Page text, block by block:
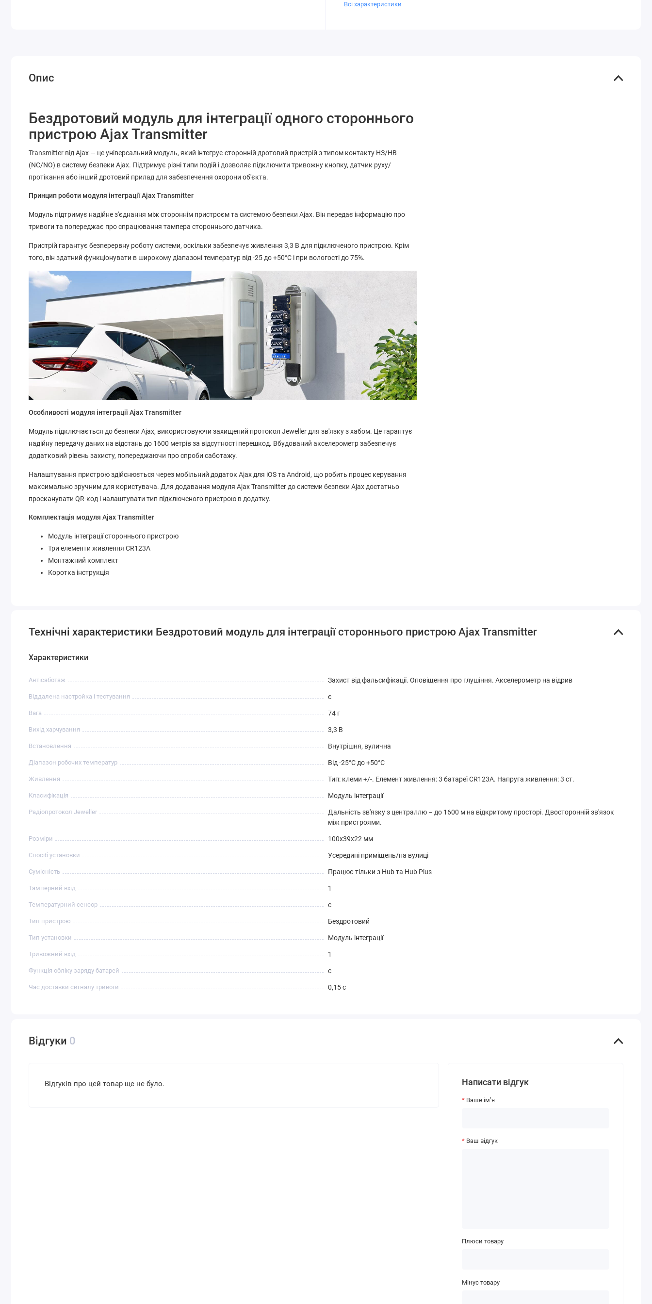
Всі характеристики
Опис
Бездротовий модуль для інтеграції одного стороннього
пристрою Ajax Transmitter
Transmitter від Ajax — це універсальний модуль, який інтегрує сторонній дротовий пристрій з типом контакту НЗ/НВ
(NC/NO) в систему безпеки Ajax. Підтримує різні типи подій і дозволяє підключити тривожну кнопку, датчик руху/
протікання або інший дротовий прилад для забезпечення охорони об'єкта.
Принцип роботи модуля інтеграції Ajax Transmitter
Модуль підтримує надійне з'єднання між стороннім пристроєм та системою безпеки Ajax. Він передає інформацію про
тривоги та попереджає про спрацювання тампера стороннього датчика.
Пристрій гарантує безперервну роботу системи, оскільки забезпечує живлення 3,3 В для підключеного пристрою. Крім
того, він здатний функціонувати в широкому діапазоні температур від -25 до +50°С і при вологості до 75%.
Особливості модуля інтеграції Ajax Transmitter
Модуль підключається до безпеки Ajax, використовуючи захищений протокол Jeweller для зв'язку з хабом. Це гарантує
надійну передачу даних на відстань до 1600 метрів за відсутності перешкод. Вбудований акселерометр забезпечує
додатковий рівень захисту, попереджаючи про спроби саботажу.
Налаштування пристрою здійснюється через мобільний додаток Ajax для iOS та Android, що робить процес керування
максимально зручним для користувача. Для додавання модуля Ajax Transmitter до системи безпеки Ajax достатньо
просканувати QR-код і налаштувати тип підключеного пристрою в додатку.
Комплектація модуля Ajax Transmitter
Модуль інтеграції стороннього пристрою
Три елементи живлення CR123A
Монтажний комплект
Коротка інструкція
Технічні характеристики Бездротовий модуль для інтеграції стороннього пристрою Ajax Transmitter
Характеристики
Антісаботаж Захист від фальсифікації. Оповіщення про глушіння. Акселерометр на відрив
Віддалена настройка і тестування є
Вага 74 г
Вихід харчування 3,3 В
Встановлення Внутрішня, вулична
Діапазон робочих температур Від -25°С до +50°С
Живлення Тип: клеми +/-. Елемент живлення: 3 батареї CR123A. Напруга живлення: 3 ст.
Класифікація Модуль інтеграції
Радіопротокол Jeweller
Дальність зв'язку з централлю – до 1600 м на відкритому просторі. Двосторонній зв'язок
між пристроями.
Розміри 100x39x22 мм
Спосіб установки Усередині приміщень/на вулиці
Сумісність Працює тільки з Hub та Hub Plus
Тамперний вхід 1
Температурний сенсор є
Тип пристрою Бездротовий
Тип установки Модуль інтеграції
Тривожний вхід 1
Функція обліку заряду батарей є
Час доставки сигналу тривоги 0,15 с
Відгуки 0
Відгуків про цей товар ще не було. Написати відгук
Ваше ім’я
Ваш відгук
Плюси товару
Мінус товару